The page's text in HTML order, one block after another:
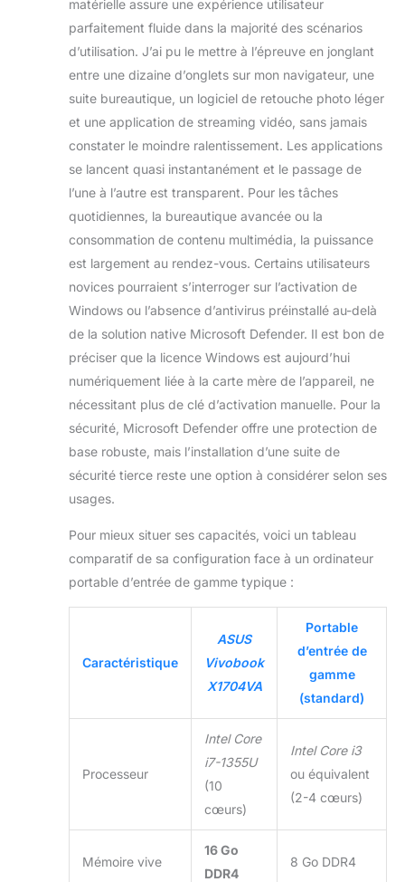
matérielle assure une expérience utilisateur
parfaitement fluide dans la majorité des scénarios
d’utilisation. J’ai pu le mettre à l’épreuve en jonglant
entre une dizaine d’onglets sur mon navigateur, une
suite bureautique, un logiciel de retouche photo léger
et une application de streaming vidéo, sans jamais
constater le moindre ralentissement. Les applications
se lancent quasi instantanément et le passage de
l’une à l’autre est transparent. Pour les tâches
quotidiennes, la bureautique avancée ou la
consommation de contenu multimédia, la puissance
est largement au rendez-vous. Certains utilisateurs
novices pourraient s’interroger sur l’activation de
Windows ou l’absence d’antivirus préinstallé au-delà
de la solution native Microsoft Defender. Il est bon de
préciser que la licence Windows est aujourd’hui
numériquement liée à la carte mère de l’appareil, ne
nécessitant plus de clé d’activation manuelle. Pour la
sécurité, Microsoft Defender offre une protection de
base robuste, mais l’installation d’une suite de
sécurité tierce reste une option à considérer selon ses
usages.
Pour mieux situer ses capacités, voici un tableau
comparatif de sa configuration face à un ordinateur
portable d’entrée de gamme typique :
Caractéristique
ASUS
Vivobook
X1704VA
Portable
d’entrée de
gamme
(standard)
Processeur
Intel Core
i7-1355U
(10
cœurs)
Intel Core i3
ou équivalent
(2-4 cœurs)
Mémoire vive
16 Go
DDR4
8 Go DDR4